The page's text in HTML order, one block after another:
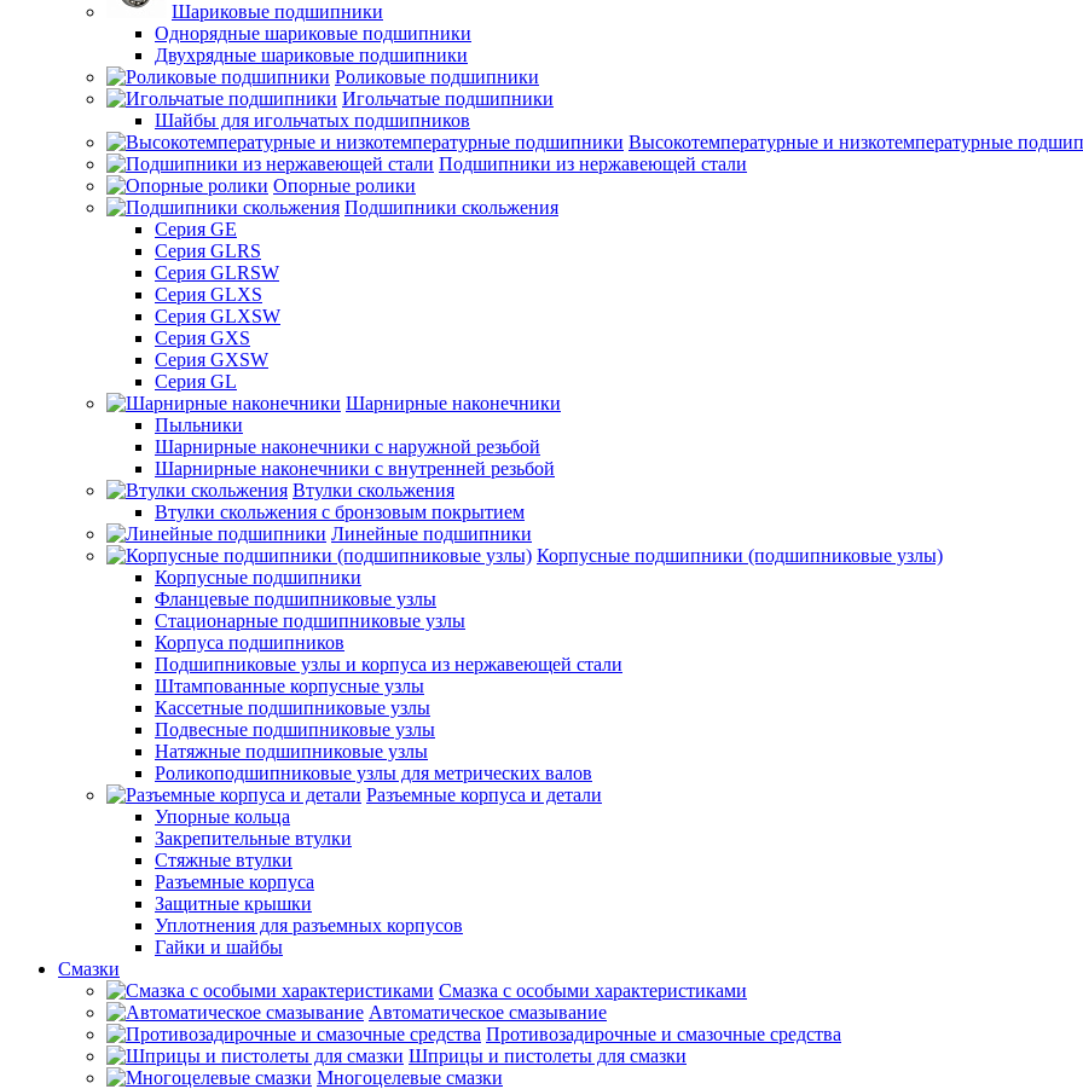
Шариковые подшипники
Однорядные шариковые подшипники
Двухрядные шариковые подшипники
Роликовые подшипники
Игольчатые подшипники
Шайбы для игольчатых подшипников
Высокотемпературные и низкотемпературные
Подшипники из нержавеющей стали
Опорные ролики
Подшипники скольжения
Серия GE
Серия GLRS
Серия GLRSW
Серия GLXS
Серия GLXSW
Серия GXS
Серия GXSW
Серия GL
Шарнирные наконечники
Пыльники
Шарнирные наконечники с наружной резьбой
Шарнирные наконечники с внутренней резьбой
Втулки скольжения
Втулки скольжения с бронзовым покрытием
Линейные подшипники
Корпусные подшипники (подшипниковые узлы)
Корпусные подшипники
Фланцевые подшипниковые узлы
Стационарные подшипниковые узлы
Корпуса подшипников
Подшипниковые узлы и корпуса из нержавеющей стали
Штампованные корпусные узлы
Кассетные подшипниковые узлы
Подвесные подшипниковые узлы
Натяжные подшипниковые узлы
Роликоподшипниковые узлы для метрических валов
Разъемные корпуса и детали
Упорные кольца
Закрепительные втулки
Стяжные втулки
Разъемные корпуса
Защитные крышки
Уплотнения для разъемных корпусов
Гайки и шайбы
Смазки
Смазка с особыми характеристиками
Автоматическое смазывание
Противозадирочные и смазочные средства
Шприцы и пистолеты для смазки
Многоцелевые смазки